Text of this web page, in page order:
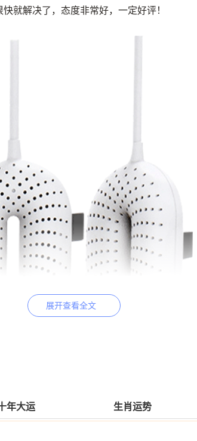
就解决了，态度非常好，一定好评！
展开查看全文
年大运 生肖运势